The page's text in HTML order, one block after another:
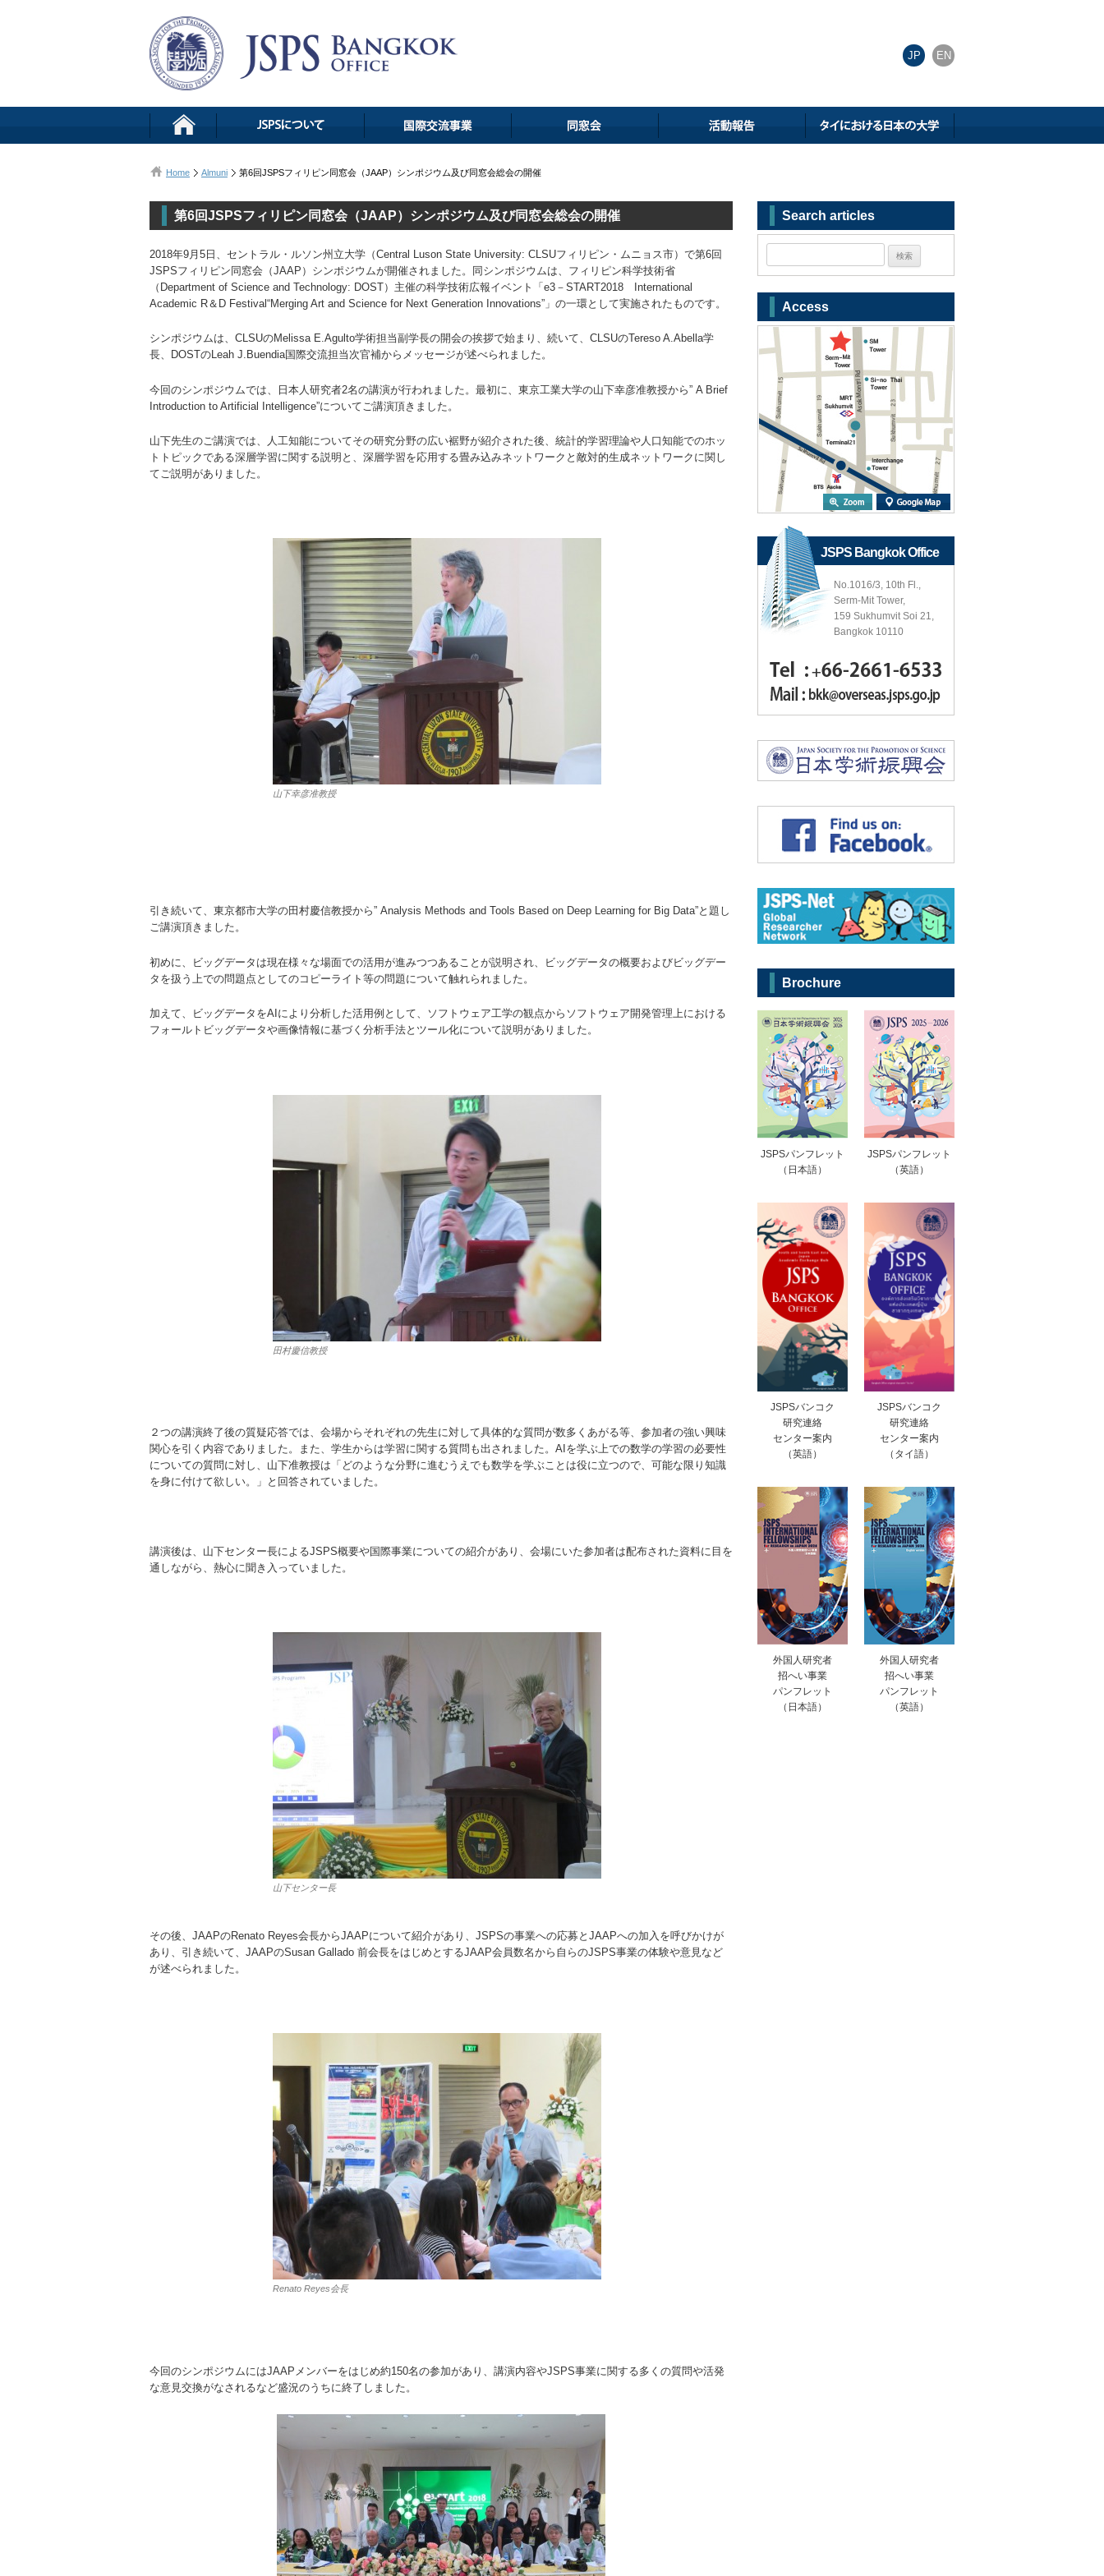
JP EN
Home Almuni 第6回JSPSフィリピン同窓会（JAAP）シンポジウム及び同窓会総会の開催
第6回JSPSフィリピン同窓会（JAAP）シンポジウム及び同窓会総会の開催
2018年9月5日、セントラル・ルソン州立大学（Central Luson State University: CLSUフィリピン・ムニョス市）で第6回
JSPSフィリピン同窓会（JAAP）シンポジウムが開催されました。同シンポジウムは、フィリピン科学技術省
（Department of Science and Technology: DOST）主催の科学技術広報イベント「e3－START2018 International
Academic R＆D Festival“Merging Art and Science for Next Generation Innovations”」の一環として実施されたものです。
シンポジウムは、CLSUのMelissa E.Agulto学術担当副学長の開会の挨拶で始まり、続いて、CLSUのTereso A.Abella学
長、DOSTのLeah J.Buendia国際交流担当次官補からメッセージが述べられました。
今回のシンポジウムでは、日本人研究者2名の講演が行われました。最初に、東京工業大学の山下幸彦准教授から” A Brief
Introduction to Artificial Intelligence”についてご講演頂きました。
山下先生のご講演では、人工知能についてその研究分野の広い裾野が紹介された後、統計的学習理論や人口知能でのホッ
トトピックである深層学習に関する説明と、深層学習を応用する畳み込みネットワークと敵対的生成ネットワークに関し
てご説明がありました。
山下幸彦准教授
引き続いて、東京都市大学の田村慶信教授から” Analysis Methods and Tools Based on Deep Learning for Big Data”と題し
ご講演頂きました。
初めに、ビッグデータは現在様々な場面での活用が進みつつあることが説明され、ビッグデータの概要およびビッグデー
タを扱う上での問題点としてのコピーライト等の問題について触れられました。
加えて、ビッグデータをAIにより分析した活用例として、ソフトウェア工学の観点からソフトウェア開発管理上における
フォールトビッグデータや画像情報に基づく分析手法とツール化について説明がありました。
田村慶信教授
２つの講演終了後の質疑応答では、会場からそれぞれの先生に対して具体的な質問が数多くあがる等、参加者の強い興味
関心を引く内容でありました。また、学生からは学習に関する質問も出されました。AIを学ぶ上での数学の学習の必要性
についての質問に対し、山下准教授は「どのような分野に進むうえでも数学を学ぶことは役に立つので、可能な限り知識
を身に付けて欲しい。」と回答されていました。
講演後は、山下センター長によるJSPS概要や国際事業についての紹介があり、会場にいた参加者は配布された資料に目を
通しながら、熱心に聞き入っていました。
山下センター長
その後、JAAPのRenato Reyes会長からJAAPについて紹介があり、JSPSの事業への応募とJAAPへの加入を呼びかけが
あり、引き続いて、JAAPのSusan Gallado 前会長をはじめとするJAAP会員数名から自らのJSPS事業の体験や意見など
が述べられました。
Renato Reyes会長
今回のシンポジウムにはJAAPメンバーをはじめ約150名の参加があり、講演内容やJSPS事業に関する多くの質問や活発
な意見交換がなされるなど盛況のうちに終了しました。
Search articles
Access
JSPS Bangkok Office
No.1016/3, 10th Fl.,
Serm-Mit Tower,
159 Sukhumvit Soi 21,
Bangkok 10110
Brochure
JSPSパンフレット
（日本語）
JSPSパンフレット
（英語）
JSPSバンコク
研究連絡
センター案内
（英語）
JSPSバンコク
研究連絡
センター案内
（タイ語）
外国人研究者
招へい事業
パンフレット
（日本語）
外国人研究者
招へい事業
パンフレット
（英語）